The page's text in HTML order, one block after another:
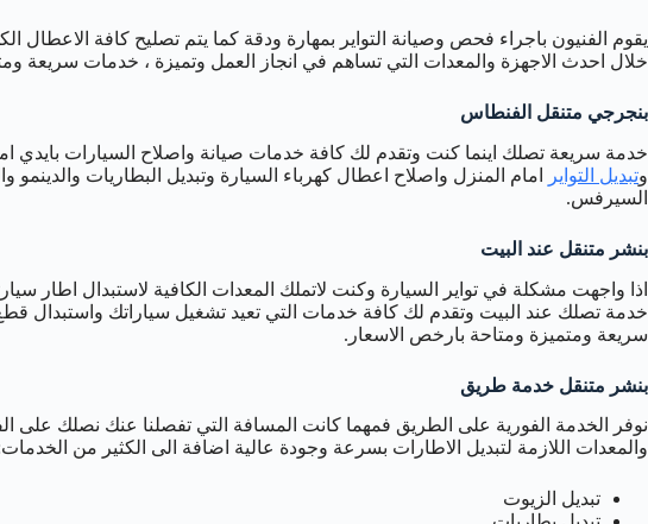
يقوم الفنيون باجراء فحص وصيانة التواير بمهارة ودقة كما يتم تصليح كافة الاعطال
خلال احدث الاجهزة والمعدات التي تساهم في انجاز العمل وتميزة ، خدمات سريعة
بنجرجي متنقل الفنطاس
خدمة سريعة تصلك اينما كنت وتقدم لك كافة خدمات صيانة واصلاح السيارات بايدي
وتبديل التواير
امام المنزل واصلاح اعطال كهرباء السيارة وتبديل البطاريات
السيرفس.
بنشر متنقل عند البيت
اذا واجهت مشكلة في تواير السيارة وكنت لاتملك المعدات الكافية لاستبدال اطار
خدمة تصلك عند البيت وتقدم لك كافة خدمات التي تعيد تشغيل سياراتك واستبدال
سريعة ومتميزة ومتاحة بارخص الاسعار.
بنشر متنقل خدمة طريق
نوفر الخدمة الفورية على الطريق فمهما كانت المسافة التي تفصلنا عنك نصلك على
والمعدات اللازمة لتبديل الاطارات بسرعة وجودة عالية اضافة الى الكثير من
تبديل الزيوت